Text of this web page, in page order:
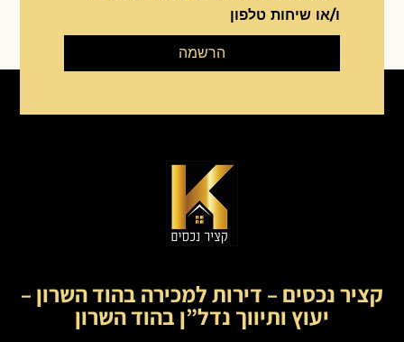
ו/או שיחות טלפון
הרשמה
קציר נכסים – דירות למכירה בהוד השרון –
יעוץ ותיווך נדל”ן בהוד השרון